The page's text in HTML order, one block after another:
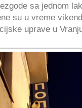
sa jednom
su u vreme
uprave u